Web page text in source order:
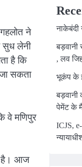
ने
सुध लेनी
है कि
सकता
वे मणिपुर
है। आज
नाकेबंदी
बड़वानी
, लव
भूकंप के
बड़वानी
पेमेंट के
ICJS,